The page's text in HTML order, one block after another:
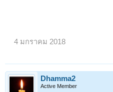
4 มกราคม 2018
Dhamma2
Active Member